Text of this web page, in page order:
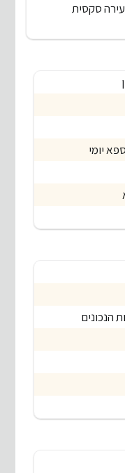
סקסית
יומי
הנכונים